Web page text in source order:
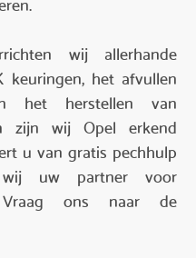
wij allerhande
keuringen, het afvullen
het herstellen van
zijn wij Opel erkend
u van gratis pechhulp
uw partner voor
Vraag ons naar de